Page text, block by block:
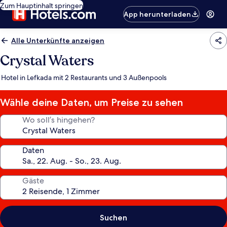
Zum Hauptinhalt springen
App herunterladen
Alle Unterkünfte anzeigen
Crystal Waters
Hotel in Lefkada mit 2 Restaurants und 3 Außenpools
Wähle deine Daten, um Preise zu sehen
Wo soll’s hingehen?
Daten
Gäste
Suchen